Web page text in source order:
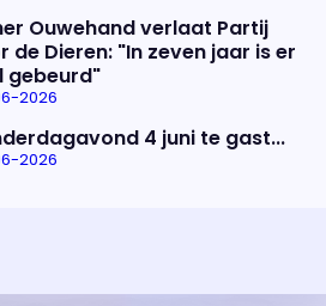
Ouwehand verlaat Partij
de Dieren: "In zeven jaar is er
gebeurd"
2026
4 juni te gast...
2026